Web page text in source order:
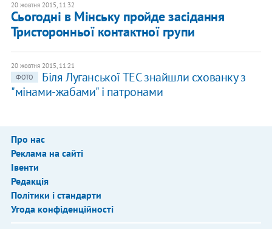
20 жовтня 2015, 11:32
Сьогодні в Мінську пройде засідання
Тристоронньої контактної групи
20 жовтня 2015, 11:21
ФОТО
Біля Луганської ТЕС знайшли схованку з
"мінами-жабами" і патронами
Про нас
Реклама на сайті
Івенти
Редакція
Політики і стандарти
Угода конфіденційності